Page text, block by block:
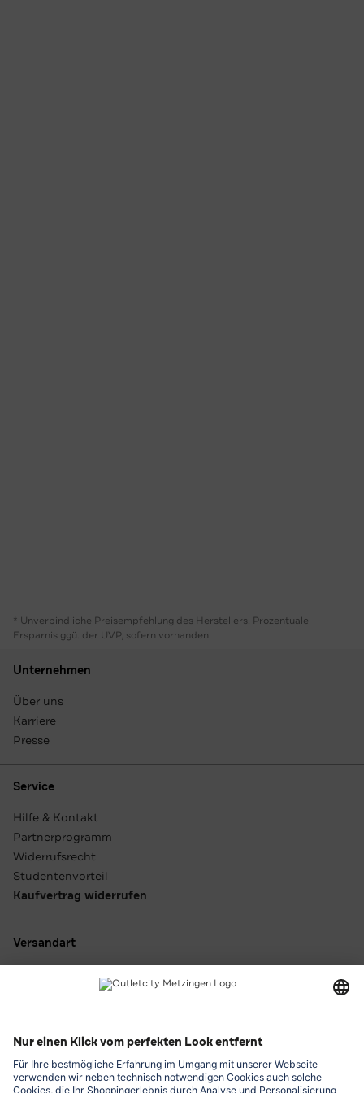
* Unverbindliche Preisempfehlung des Herstellers. Prozentuale
Ersparnis ggü. der UVP, sofern vorhanden
Unternehmen
Über uns
Karriere
Presse
Service
Hilfe & Kontakt
Partnerprogramm
Widerrufsrecht
Studentenvorteil
Kaufvertrag widerrufen
Versandart